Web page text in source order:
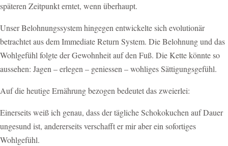
späteren Zeitpunkt erntet, wenn überhaupt.
Unser Belohnungssystem hingegen entwickelte sich evolutionär
betrachtet aus dem Immediate Return System. Die Belohnung und das
Wohlgefühl folgte der Gewohnheit auf den Fuß. Die Kette könnte so
aussehen: Jagen – erlegen – geniessen – wohliges Sättigungsgefühl.
Auf die heutige Ernährung bezogen bedeutet das zweierlei:
Einerseits weiß ich genau, dass der tägliche Schokokuchen auf Dauer
ungesund ist, andererseits verschafft er mir aber ein sofortiges
Wohlgefühl.